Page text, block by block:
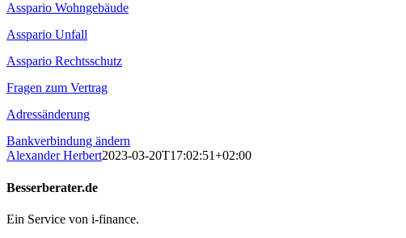
Asspario Wohngebäude
Asspario Unfall
Asspario Rechtsschutz
Fragen zum Vertrag
Adressänderung
Bankverbindung ändern
Alexander Herbert2023-03-20T17:02:51+02:00
Besserberater.de
Ein Service von i-finance.